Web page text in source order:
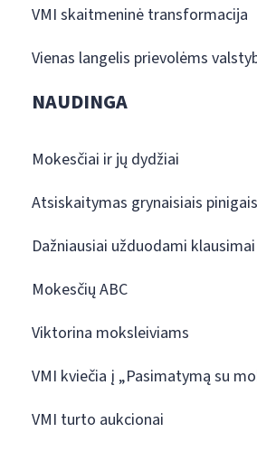
VMI skaitmeninė transformacija
Vienas langelis prievolėms
NAUDINGA
Mokesčiai ir jų dydžiai
Atsiskaitymas grynaisiais pinigais
Dažniausiai užduodami klausimai
Mokesčių ABC
Viktorina moksleiviams
VMI kviečia į „Pasimatymą su
VMI turto aukcionai